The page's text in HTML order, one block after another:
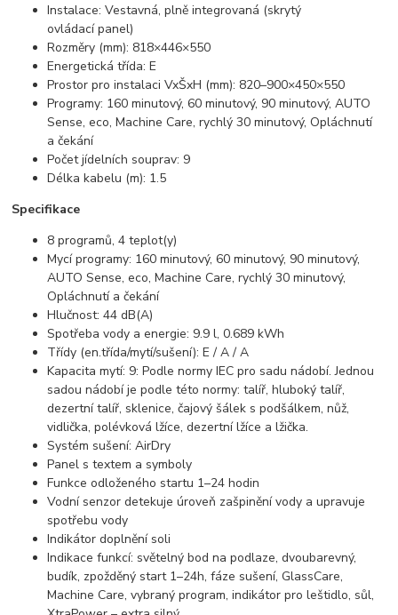
Instalace: Vestavná, plně integrovaná (skrytý
ovládací panel)
Rozměry (mm): 818×446×550
Energetická třída: E
Prostor pro instalaci VxŠxH (mm): 820–900×450×550
Programy: 160 minutový, 60 minutový, 90 minutový, AUTO
Sense, eco, Machine Care, rychlý 30 minutový, Opláchnutí
a čekání
Počet jídelních souprav: 9
Délka kabelu (m): 1.5
Specifikace
8 programů, 4 teplot(y)
Mycí programy: 160 minutový, 60 minutový, 90 minutový,
AUTO Sense, eco, Machine Care, rychlý 30 minutový,
Opláchnutí a čekání
Hlučnost: 44 dB(A)
Spotřeba vody a energie: 9.9 l, 0.689 kWh
Třídy (en.třída/mytí/sušení): E / A / A
Kapacita mytí: 9: Podle normy IEC pro sadu nádobí. Jednou
sadou nádobí je podle této normy: talíř, hluboký talíř,
dezertní talíř, sklenice, čajový šálek s podšálkem, nůž,
vidlička, polévková lžíce, dezertní lžíce a lžička.
Systém sušení: AirDry
Panel s textem a symboly
Funkce odloženého startu 1–24 hodin
Vodní senzor detekuje úroveň zašpinění vody a upravuje
spotřebu vody
Indikátor doplnění soli
Indikace funkcí: světelný bod na podlaze, dvoubarevný,
budík, zpožděný start 1–24h, fáze sušení, GlassCare,
Machine Care, vybraný program, indikátor pro leštidlo, sůl,